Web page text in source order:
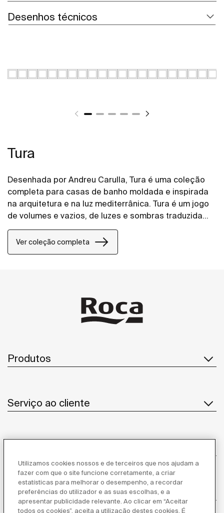
Desenhos técnicos
Tura
Desenhada por Andreu Carulla, Tura é uma coleção
completa para casas de banho moldada e inspirada
na arquitetura e na luz mediterrânica. Tura é um jogo
de volumes e vazios, de luzes e sombras traduzida
em elementos para a casa de banho. Inovação e
sustentabilidade estão presentes em toda a
coleção, desde o design e tecnologia até ao uso de
Ver coleção completa
Produtos
Serviço ao cliente
Inspiração
Utilizamos cookies nossos e de terceiros que nos ajudam a
fazer com que o site funcione corretamente, a criar
estatísticas para melhorar o desempenho, a recordar
preferências do utilizador e as suas escolhas, e a
apresentar publicidade relevante. Ao clicar em “Aceitar
todos os cookies”, aceita a utilização destes cookies. É